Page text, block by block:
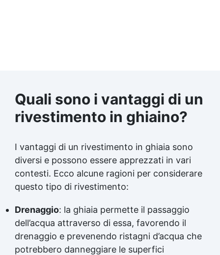
Quali sono i vantaggi di un
rivestimento in ghiaino?
I vantaggi di un rivestimento in ghiaia sono
diversi e possono essere apprezzati in vari
contesti. Ecco alcune ragioni per considerare
questo tipo di rivestimento:
Drenaggio: la ghiaia permette il passaggio
dell’acqua attraverso di essa, favorendo il
drenaggio e prevenendo ristagni d’acqua che
potrebbero danneggiare le superfici